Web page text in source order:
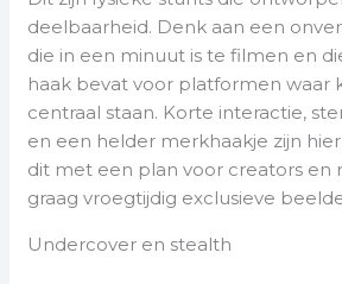
deelbaarheid. Denk aan een
die in een minuut is te filmen en
haak bevat voor platformen waar
centraal staan. Korte interactie,
en een helder merkhaakje zijn
dit met een plan voor creators en
graag vroegtijdig exclusieve
Undercover en stealth